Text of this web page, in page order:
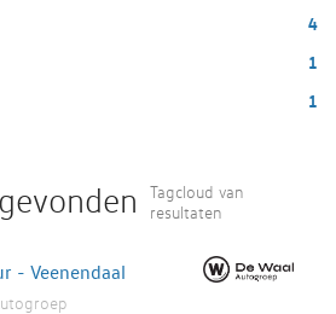
4
1
1
Tagcloud van
resultaten
- Veenendaal